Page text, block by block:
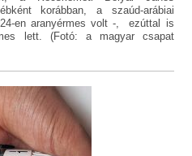
korábban, a szaúd-arábiai
en aranyérmes volt -, ezúttal is
lett. (Fotó: a magyar csapat